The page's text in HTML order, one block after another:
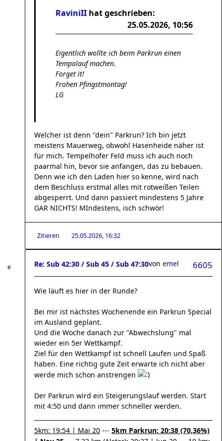
RaviniII hat geschrieben:
25.05.2026, 10:56
Eigentlich wollte ich beim Parkrun einen
Tempolauf machen.
Forget it!
Frohen Pfingstmontag!
LG
Welcher ist denn "dein" Parkrun? Ich bin jetzt
meistens Mauerweg, obwohl Hasenheide näher ist
für mich. Tempelhofer Feld muss ich auch noch
paarmal hin, bevor sie anfangen, das zu bebauen.
Denn wie ich den Laden hier so kenne, wird nach
dem Beschluss erstmal alles mit rotweißen Teilen
abgesperrt. Und dann passiert mindestens 5 Jahre
GAR NICHTS! MIndestens, isch schwör!
Zitieren 25.05.2026, 16:32
Re: Sub 42:30 / Sub 45 / Sub 47:30 6605
von emel
Wie läuft es hier in der Runde?
Bei mir ist nächstes Wochenende ein Parkrun Special
im Ausland geplant.
Und die Woche danach zur "Abwechslung" mal
wieder ein 5er Wettkampf.
Ziel für den Wettkampf ist schnell Laufen und Spaß
haben. Eine richtig gute Zeit erwarte ich nicht aber
werde mich schon anstrengen
Der Parkrun wird ein Steigerungslauf werden. Start
mit 4:50 und dann immer schneller werden.
5km: 19:54 | Mai 20 --- 5km Parkrun: 20:38 (70,36%)